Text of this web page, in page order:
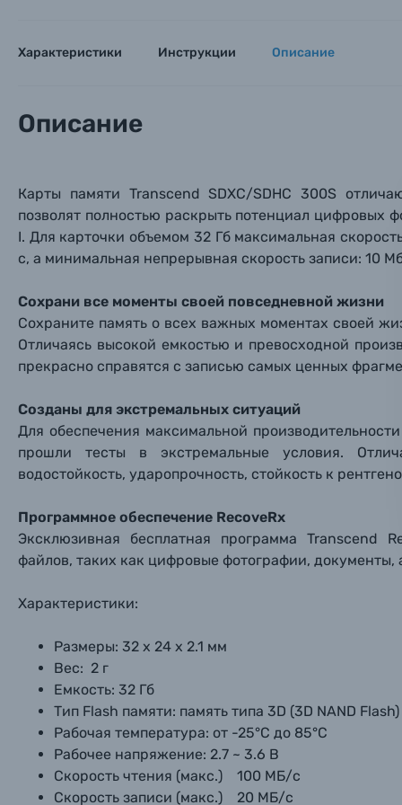
Тема
Ваш
Тема
Ваш
Объективы для фотоаппаратов
Вспышки для фотоаппаратов
Аксессуары для фото и видеокамер
Электроника
Осветительное оборудование
Фотоальбомы
Книги о фотографии, альбомы известных
Солнцезащитные очки
Б/У фототехника (Комиссионные товары)
Уценённые товары
Заказ
Вами с
Номер
Нажимая
Характеристики Инструкции Описание
Описание
Карты памяти Transcend SDXC/SDHC 300S
позволят полностью раскрыть потенциал
I. Для карточки объемом 32 Гб максимальная
с, а минимальная непрерывная скорость записи: 10
Сохрани все моменты своей повседневной жизни
Сохраните память о всех важных моментах своей
Отличаясь высокой емкостью и превосходной
прекрасно справятся с записью самых ценных
Созданы для экстремальных ситуаций
Для обеспечения максимальной
прошли тесты в экстремальные условия.
водостойкость, ударопрочность, стойкость к
Программное обеспечение RecoveRx
Эксклюзивная бесплатная программа Transcend
файлов, таких как цифровые фотографии, документы,
Характеристики:
Размеры: 32 x 24 х 2.1 мм
Вес: 2 г
Емкость: 32 Гб
Тип Flash памяти: память типа 3D (3D NAND Flash)
Рабочая температура: от -25°C до 85°C
Рабочее напряжение: 2.7 ~ 3.6 В
Скорость чтения (макс.) 100 MБ/с
Скорость записи (макс.) 20 MБ/с
Тема
Ваш